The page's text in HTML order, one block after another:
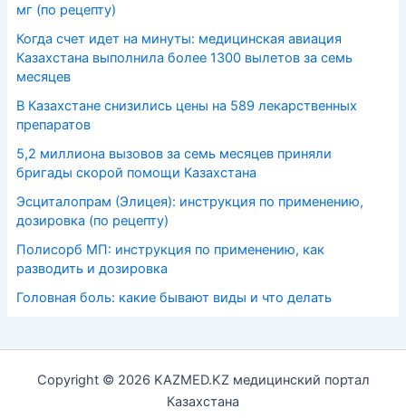
мг (по рецепту)
Когда счет идет на минуты: медицинская авиация
Казахстана выполнила более 1300 вылетов за семь
месяцев
В Казахстане снизились цены на 589 лекарственных
препаратов
5,2 миллиона вызовов за семь месяцев приняли
бригады скорой помощи Казахстана
Эсциталопрам (Элицея): инструкция по применению,
дозировка (по рецепту)
Полисорб МП: инструкция по применению, как
разводить и дозировка
Головная боль: какие бывают виды и что делать
Copyright © 2026 KAZMED.KZ медицинский портал
Казахстана